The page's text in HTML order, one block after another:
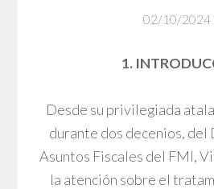
02/10/2024
1.
Desde su privilegiada
durante dos decenios,
Asuntos Fiscales del FMI,
la atención sobre el